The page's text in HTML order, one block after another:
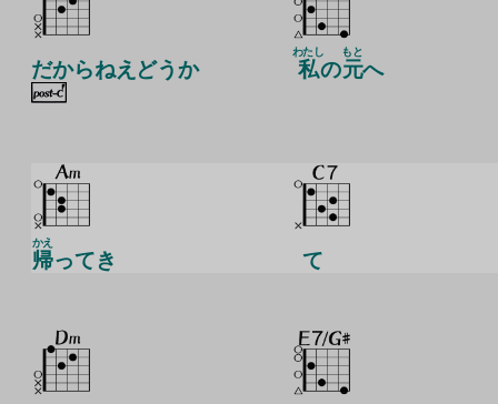
だからねえどうか 私
わたし
の元
もと
へ
帰
かえ
ってき て